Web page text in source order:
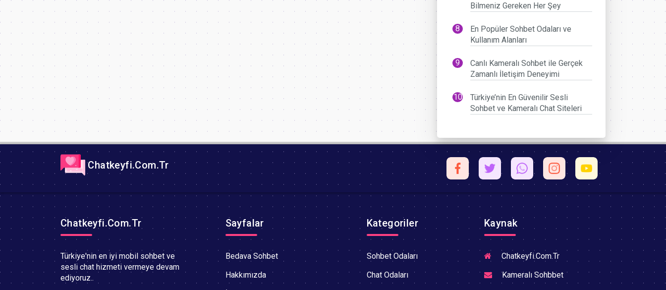
Bilmeniz Gereken Her Şey
En Popüler Sohbet Odaları ve
Kullanım Alanları
Canlı Kameralı Sohbet ile Gerçek
Zamanlı İletişim Deneyimi
Türkiye’nin En Güvenilir Sesli
Sohbet ve Kameralı Chat Siteleri
Chatkeyfi.Com.Tr
Chatkeyfi.Com.Tr
Türkiye'nin en iyi mobil sohbet ve
sesli chat hizmeti vermeye devam
ediyoruz..
Sayfalar
Bedava Sohbet
Hakkımızda
Kategoriler
Sohbet Odaları
Chat Odaları
Kaynak
Chatkeyfi.Com.Tr
Kameralı Sohbbet